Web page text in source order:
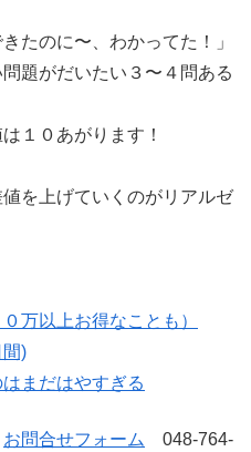
たのに〜、わかってた！」
題がだいたい３〜４問ある
１０あがります！
を上げていくのがリアルゼ
万以上お得なことも）
)
まだはやすぎる
お問合せフォーム
048-764-